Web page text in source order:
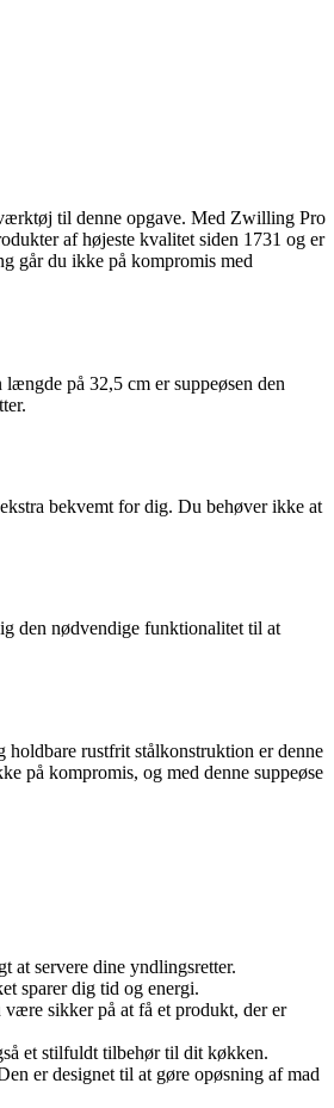
til denne opgave. Med Zwilling Pro
af højeste kvalitet siden 1731 og er
går du ikke på kompromis med
på 32,5 cm er suppeøsen den
bekvemt for dig. Du behøver ikke at
den nødvendige funktionalitet til at
holdbare rustfrit stålkonstruktion er denne
på kompromis, og med denne suppeøse
at servere dine yndlingsretter.
sparer dig tid og energi.
sikker på at få et produkt, der er
et stilfuldt tilbehør til dit køkken.
er designet til at gøre opøsning af mad